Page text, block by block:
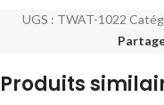
UGS : TWAT-1022
Produits